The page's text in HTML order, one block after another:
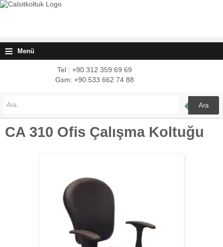
≡ Menü
Tel : +90 312 359 69 69
Gsm: +90 533 662 74 88
Ara
CA 310 Ofis Çalışma Koltuğu